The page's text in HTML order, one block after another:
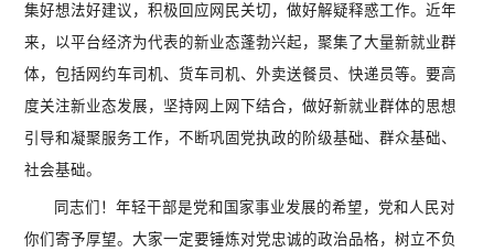
集好想法好建议，积极回应网民关切，做好解疑释惑工作。近年
来，以平台经济为代表的新业态蓬勃兴起，聚集了大量新就业群
体，包括网约车司机、货车司机、外卖送餐员、快递员等。要高
度关注新业态发展，坚持网上网下结合，做好新就业群体的思想
引导和凝聚服务工作，不断巩固党执政的阶级基础、群众基础、
社会基础。
同志们！年轻干部是党和国家事业发展的希望，党和人民对
你们寄予厚望。大家一定要锤炼对党忠诚的政治品格，树立不负